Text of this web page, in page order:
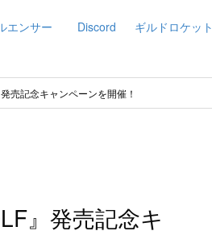
エンサー Discord ギルドロケット
売記念キャンペーンを開催！
』発売記念キ